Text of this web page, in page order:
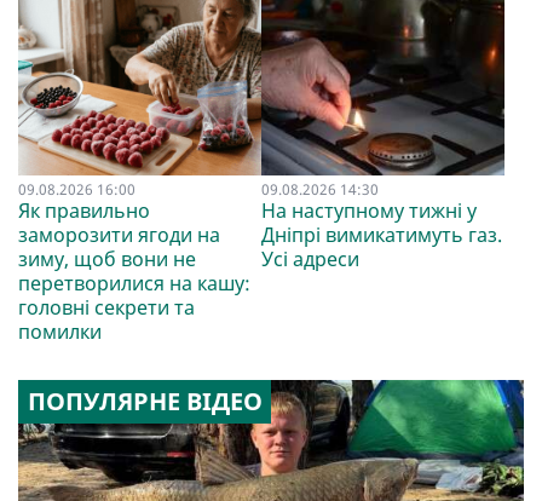
09.08.2026 16:00
Як правильно
заморозити ягоди на
зиму, щоб вони не
перетворилися на кашу:
головні секрети та
помилки
09.08.2026 14:30
На наступному тижні у
Дніпрі вимикатимуть газ.
Усі адреси
ПОПУЛЯРНЕ ВІДЕО